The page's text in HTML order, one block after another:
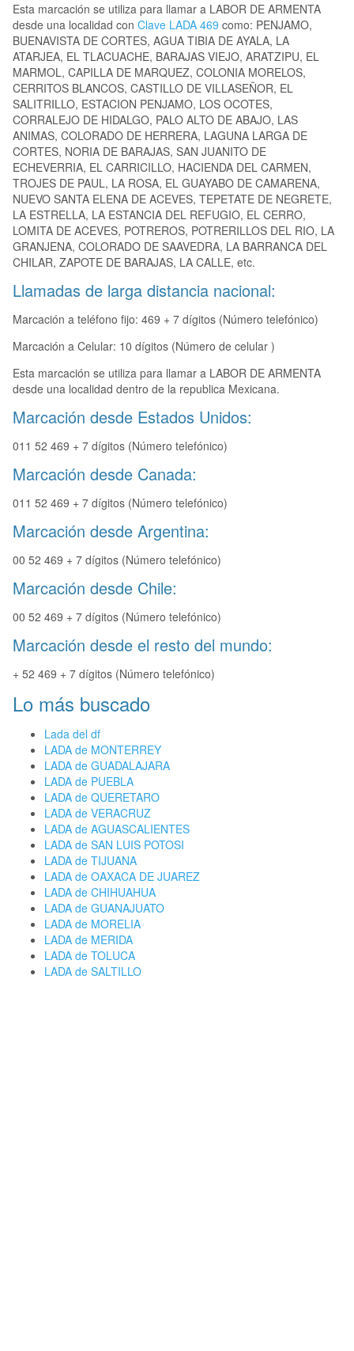
Esta marcación se utiliza para llamar a LABOR DE ARMENTA
desde una localidad con Clave LADA 469 como: PENJAMO,
BUENAVISTA DE CORTES, AGUA TIBIA DE AYALA, LA
ATARJEA, EL TLACUACHE, BARAJAS VIEJO, ARATZIPU, EL
MARMOL, CAPILLA DE MARQUEZ, COLONIA MORELOS,
CERRITOS BLANCOS, CASTILLO DE VILLASEÑOR, EL
SALITRILLO, ESTACION PENJAMO, LOS OCOTES,
CORRALEJO DE HIDALGO, PALO ALTO DE ABAJO, LAS
ANIMAS, COLORADO DE HERRERA, LAGUNA LARGA DE
CORTES, NORIA DE BARAJAS, SAN JUANITO DE
ECHEVERRIA, EL CARRICILLO, HACIENDA DEL CARMEN,
TROJES DE PAUL, LA ROSA, EL GUAYABO DE CAMARENA,
NUEVO SANTA ELENA DE ACEVES, TEPETATE DE NEGRETE,
LA ESTRELLA, LA ESTANCIA DEL REFUGIO, EL CERRO,
LOMITA DE ACEVES, POTREROS, POTRERILLOS DEL RIO, LA
GRANJENA, COLORADO DE SAAVEDRA, LA BARRANCA DEL
CHILAR, ZAPOTE DE BARAJAS, LA CALLE, etc.
Llamadas de larga distancia nacional:
Marcación a teléfono fijo: 469 + 7 dígitos (Número telefónico)
Marcación a Celular: 10 dígitos (Número de celular )
Esta marcación se utiliza para llamar a LABOR DE ARMENTA
desde una localidad dentro de la republica Mexicana.
Marcación desde Estados Unidos:
011 52 469 + 7 dígitos (Número telefónico)
Marcación desde Canada:
011 52 469 + 7 dígitos (Número telefónico)
Marcación desde Argentina:
00 52 469 + 7 dígitos (Número telefónico)
Marcación desde Chile:
00 52 469 + 7 dígitos (Número telefónico)
Marcación desde el resto del mundo:
+ 52 469 + 7 dígitos (Número telefónico)
Lo más buscado
Lada del df
LADA de MONTERREY
LADA de GUADALAJARA
LADA de PUEBLA
LADA de QUERETARO
LADA de VERACRUZ
LADA de AGUASCALIENTES
LADA de SAN LUIS POTOSI
LADA de TIJUANA
LADA de OAXACA DE JUAREZ
LADA de CHIHUAHUA
LADA de GUANAJUATO
LADA de MORELIA
LADA de MERIDA
LADA de TOLUCA
LADA de SALTILLO